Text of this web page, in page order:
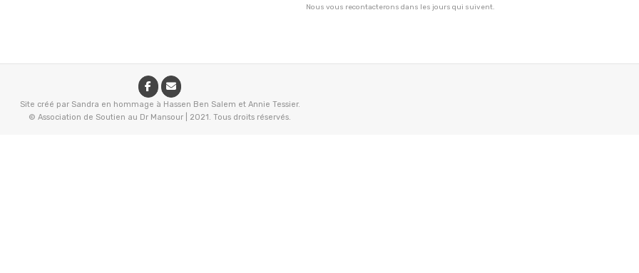
Nous vous recontacterons dans les jours qui suivent.
Site créé par Sandra en hommage à Hassen Ben Salem et Annie Tessier.
© Association de Soutien au Dr Mansour
2021. Tous droits réservés.